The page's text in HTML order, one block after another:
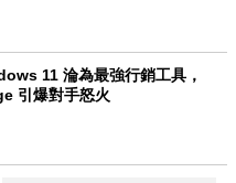
11 淪為最強行銷工具，
引爆對手怒火